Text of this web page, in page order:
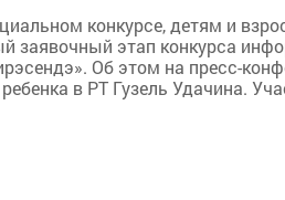
конкурсе, детям и
заявочный этап конкурса
Об этом на пресс-
в РТ Гузель Удачина.